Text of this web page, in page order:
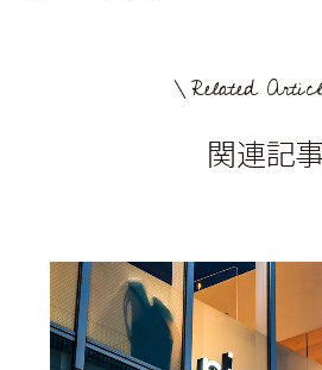
Related
関連記事